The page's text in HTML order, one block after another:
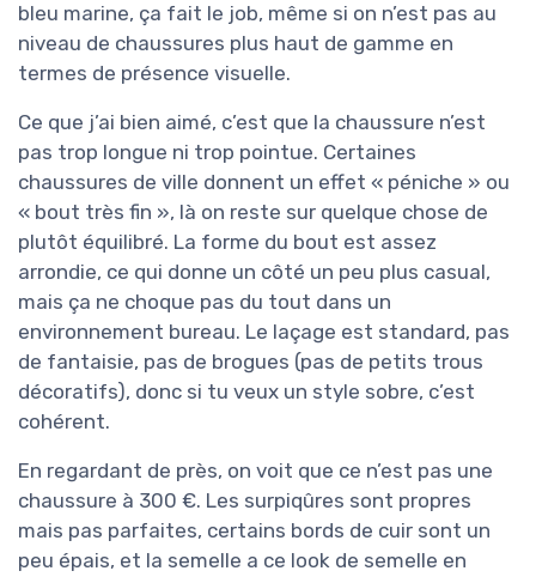
bleu marine, ça fait le job, même si on n’est pas au
niveau de chaussures plus haut de gamme en
termes de présence visuelle.
Ce que j’ai bien aimé, c’est que la chaussure n’est
pas trop longue ni trop pointue. Certaines
chaussures de ville donnent un effet « péniche » ou
« bout très fin », là on reste sur quelque chose de
plutôt équilibré. La forme du bout est assez
arrondie, ce qui donne un côté un peu plus casual,
mais ça ne choque pas du tout dans un
environnement bureau. Le laçage est standard, pas
de fantaisie, pas de brogues (pas de petits trous
décoratifs), donc si tu veux un style sobre, c’est
cohérent.
En regardant de près, on voit que ce n’est pas une
chaussure à 300 €. Les surpiqûres sont propres
mais pas parfaites, certains bords de cuir sont un
peu épais, et la semelle a ce look de semelle en